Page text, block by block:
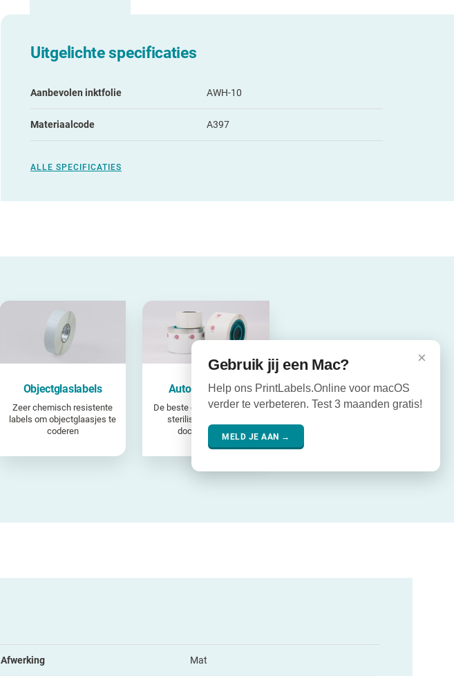
Uitgelichte specificaties
Aanbevolen inktfolie AWH-10
Materiaalcode A397
ALLE SPECIFICATIES
Objectglaslabels
Zeer chemisch resistente
labels om objectglaasjes te
coderen
Autoclaaflabels
De beste oplossing om het
sterilisatieproces te
documenteren
Afwerking Mat
×
Gebruik jij een Mac?
Help ons PrintLabels.Online voor macOS
verder te verbeteren. Test 3 maanden gratis!
MELD JE AAN →